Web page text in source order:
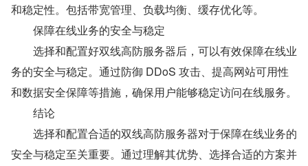
和稳定性。包括带宽管理、负载均衡、缓存优化等。
保障在线业务的安全与稳定
选择和配置好双线高防服务器后，可以有效保障在线业
务的安全与稳定。通过防御 DDoS 攻击、提高网站可用性
和数据安全保障等措施，确保用户能够稳定访问在线服务。
结论
选择和配置合适的双线高防服务器对于保障在线业务的
安全与稳定至关重要。通过理解其优势、选择合适的方案并